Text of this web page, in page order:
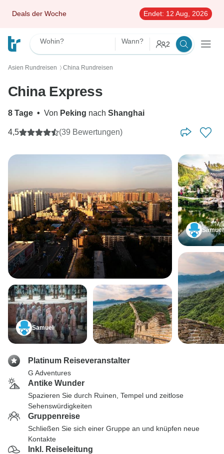
Deals der Woche Endet: 12 Aug, 2026
Wohin? Wann? 2
Asien Rundreisen 〉 China Rundreisen
China Express
8 Tage • Von Peking nach Shanghai
4,5 (39 Bewertungen)
Samuel
Samuel
Platinum Reiseveranstalter
G Adventures
Antike Wunder
Spazieren Sie durch Ruinen, Tempel und zeitlose
Sehenswürdigkeiten
Gruppenreise
Schließen Sie sich einer Gruppe an und knüpfen neue
Kontakte
Inkl. Reiseleitung